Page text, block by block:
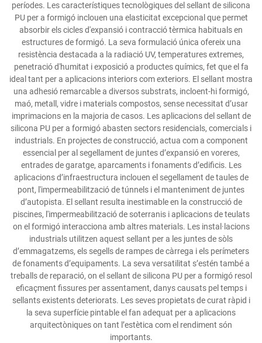
períodes. Les característiques tecnològiques del sellant de silicona
PU per a formigó inclouen una elasticitat excepcional que permet
absorbir els cicles d'expansió i contracció tèrmica habituals en
estructures de formigó. La seva formulació única ofereix una
resistència destacada a la radiació UV, temperatures extremes,
penetració d'humitat i exposició a productes químics, fet que el fa
ideal tant per a aplicacions interiors com exteriors. El sellant mostra
una adhesió remarcable a diversos substrats, incloent-hi formigó,
maó, metall, vidre i materials compostos, sense necessitat d’usar
imprimacions en la majoria de casos. Les aplicacions del sellant de
silicona PU per a formigó abasten sectors residencials, comercials i
industrials. En projectes de construcció, actua com a component
essencial per al segellament de juntes d’expansió en voreres,
entrades de garatge, aparcaments i fonaments d’edificis. Les
aplicacions d’infraestructura inclouen el segellament de taules de
pont, l'impermeabilització de túnnels i el manteniment de juntes
d’autopista. El sellant resulta inestimable en la construcció de
piscines, l'impermeabilització de soterranis i aplicacions de teulats
on el formigó interacciona amb altres materials. Les instal·lacions
industrials utilitzen aquest sellant per a les juntes de sòls
d’emmagatzems, els segells de rampes de càrrega i els perímeters
de fonaments d’equipaments. La seva versatilitat s’estén també a
treballs de reparació, on el sellant de silicona PU per a formigó resol
eficaçment fissures per assentament, danys causats pel temps i
sellants existents deteriorats. Les seves propietats de curat ràpid i
la seva superfície pintable el fan adequat per a aplicacions
arquitectòniques on tant l’estètica com el rendiment són
importants.